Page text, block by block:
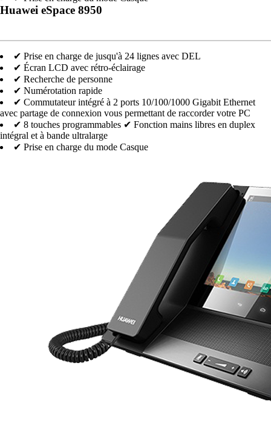
Huawei eSpace 8950
✔ Prise en charge de jusqu'à 24 lignes avec DEL
✔ Écran LCD avec rétro-éclairage
✔ Recherche de personne
✔ Numérotation rapide
✔ Commutateur intégré à 2 ports 10/100/1000 Gigabit Ethernet
avec partage de connexion vous permettant de raccorder votre PC
✔ 8 touches programmables ✔ Fonction mains libres en duplex
intégral et à bande ultralarge
✔ Prise en charge du mode Casque